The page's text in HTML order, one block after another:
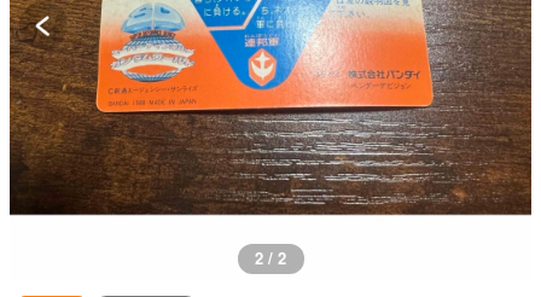
2 / 2